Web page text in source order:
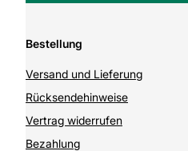
Bestellung
Versand und Lieferung
Rücksendehinweise
Vertrag widerrufen
Bezahlung